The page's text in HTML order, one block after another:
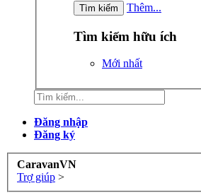
Thêm...
Tìm kiếm hữu ích
Mới nhất
Đăng nhập
Đăng ký
CaravanVN
Trợ giúp >